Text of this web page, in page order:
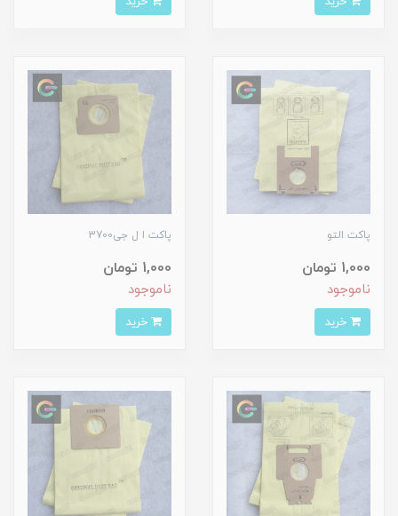
پاکت التو
1,000 تومان
ناموجود
پاکت ا ل جی3700
1,000 تومان
ناموجود